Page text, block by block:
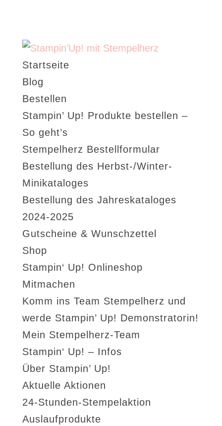
Startseite
Blog
Bestellen
Stampin’ Up! Produkte bestellen –
So geht’s
Stempelherz Bestellformular
Bestellung des Herbst-/Winter-
Minikataloges
Bestellung des Jahreskataloges
2024-2025
Gutscheine & Wunschzettel
Shop
Stampin‘ Up! Onlineshop
Mitmachen
Komm ins Team Stempelherz und
werde Stampin’ Up! Demonstratorin!
Mein Stempelherz-Team
Stampin‘ Up! – Infos
Über Stampin’ Up!
Aktuelle Aktionen
24-Stunden-Stempelaktion
Auslaufprodukte